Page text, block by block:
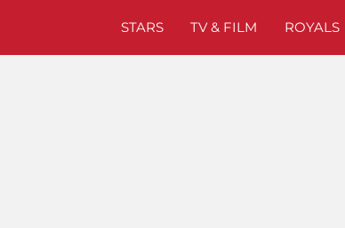
STARS TV & FILM ROYALS